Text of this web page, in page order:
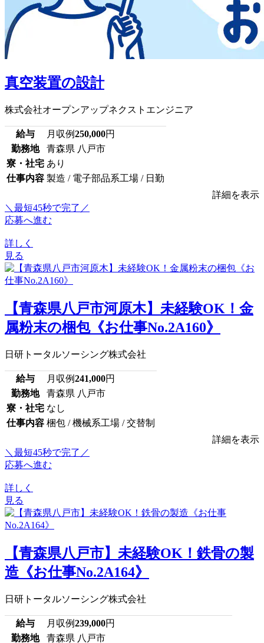
真空装置の設計
株式会社オープンアップネクストエンジニア
給与 月収例250,000円
勤務地
青森県 八戸市
寮・社宅 あり
仕事内容 製造 / 電子部品系工場 / 日勤
詳細を表示
＼最短45秒で完了／
応募へ進む
詳しく
見る
【青森県八戸市河原木】未経験OK！金
属粉末の梱包《お仕事No.2A160》
日研トータルソーシング株式会社
給与 月収例241,000円
勤務地
青森県 八戸市
寮・社宅 なし
仕事内容 梱包 / 機械系工場 / 交替制
詳細を表示
＼最短45秒で完了／
応募へ進む
詳しく
見る
【青森県八戸市】未経験OK！鉄骨の製
造《お仕事No.2A164》
日研トータルソーシング株式会社
給与 月収例239,000円
勤務地
青森県 八戸市